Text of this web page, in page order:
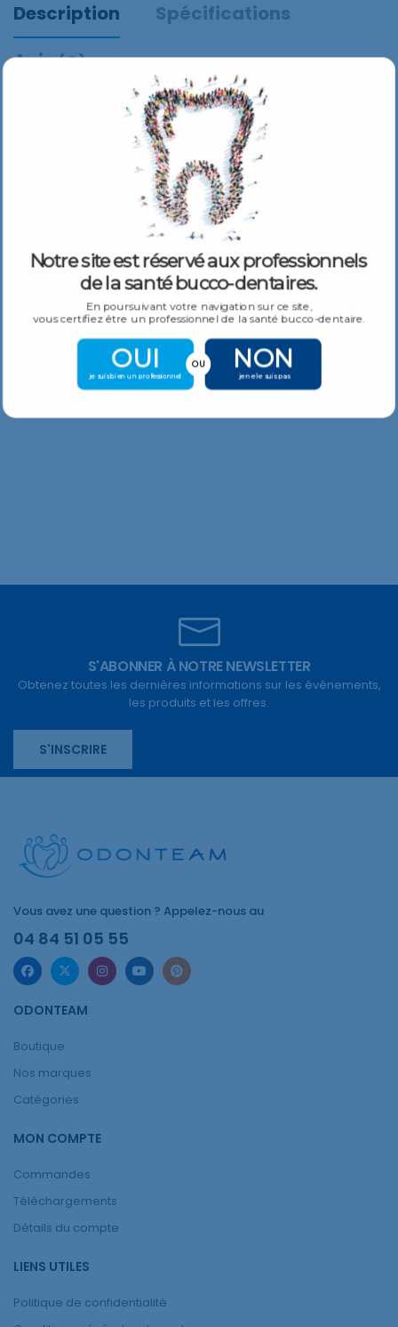
Description
Spécifications
Avis(0)
Embouts Automix droit Transparent – pour seringue 5 et 10 ml
Produits Similaires
Pack de 20 embouts Automix directionnels Colibri™ 20 ga – transparent
39,00€TTC 29,00€TTC
S'ABONNER À NOTRE NEWSLETTER
Obtenez toutes les dernières informations sur les événements,
les produits et les offres.
S'INSCRIRE
Vous avez une question ? Appelez-nous au
04 84 51 05 55
ODONTEAM
Boutique
Nos marques
Catégories
MON COMPTE
Commandes
Téléchargements
Détails du compte
LIENS UTILES
Politique de confidentialité
Notre site est réservé aux professionnels
de la santé bucco-dentaires.
En poursuivant votre navigation sur ce site,
vous certifiez être un professionnel de la santé bucco-dentaire.
OUI
je suis bien un professionnel
NON
je ne le suis pas
OU